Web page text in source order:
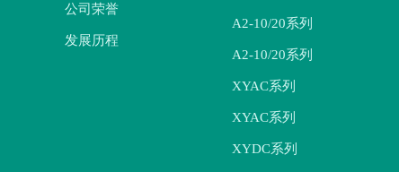
公司荣誉
发展历程
A2-10/20系列
A2-10/20系列
XYAC系列
XYAC系列
XYDC系列